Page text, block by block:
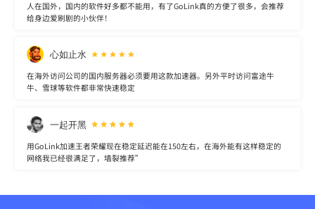
人在国外，国内的软件好多都不能用，有了GoLink真的方便了很多，会推荐
给身边爱刷剧的小伙伴！
心如止水
在海外访问公司的国内服务器必须要用这款加速器。另外平时访问富途牛
牛、雪球等软件都非常快速稳定
一起开黑
用GoLink加速王者荣耀现在稳定延迟能在150左右，在海外能有这样稳定的
网络我已经很满足了，墙裂推荐”